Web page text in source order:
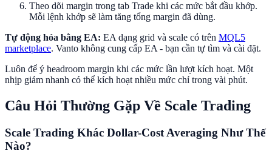
Theo dõi margin trong tab Trade khi các mức bắt đầu khớp.
Mỗi lệnh khớp sẽ làm tăng tổng margin đã dùng.
Tự động hóa bằng EA: EA dạng grid và scale có trên MQL5
marketplace. Vanto không cung cấp EA - bạn cần tự tìm và cài đặt.
Luôn để ý headroom margin khi các mức lần lượt kích hoạt. Một
nhịp giảm nhanh có thể kích hoạt nhiều mức chỉ trong vài phút.
Câu Hỏi Thường Gặp Về Scale Trading
Scale Trading Khác Dollar-Cost Averaging Như Thế
Nào?